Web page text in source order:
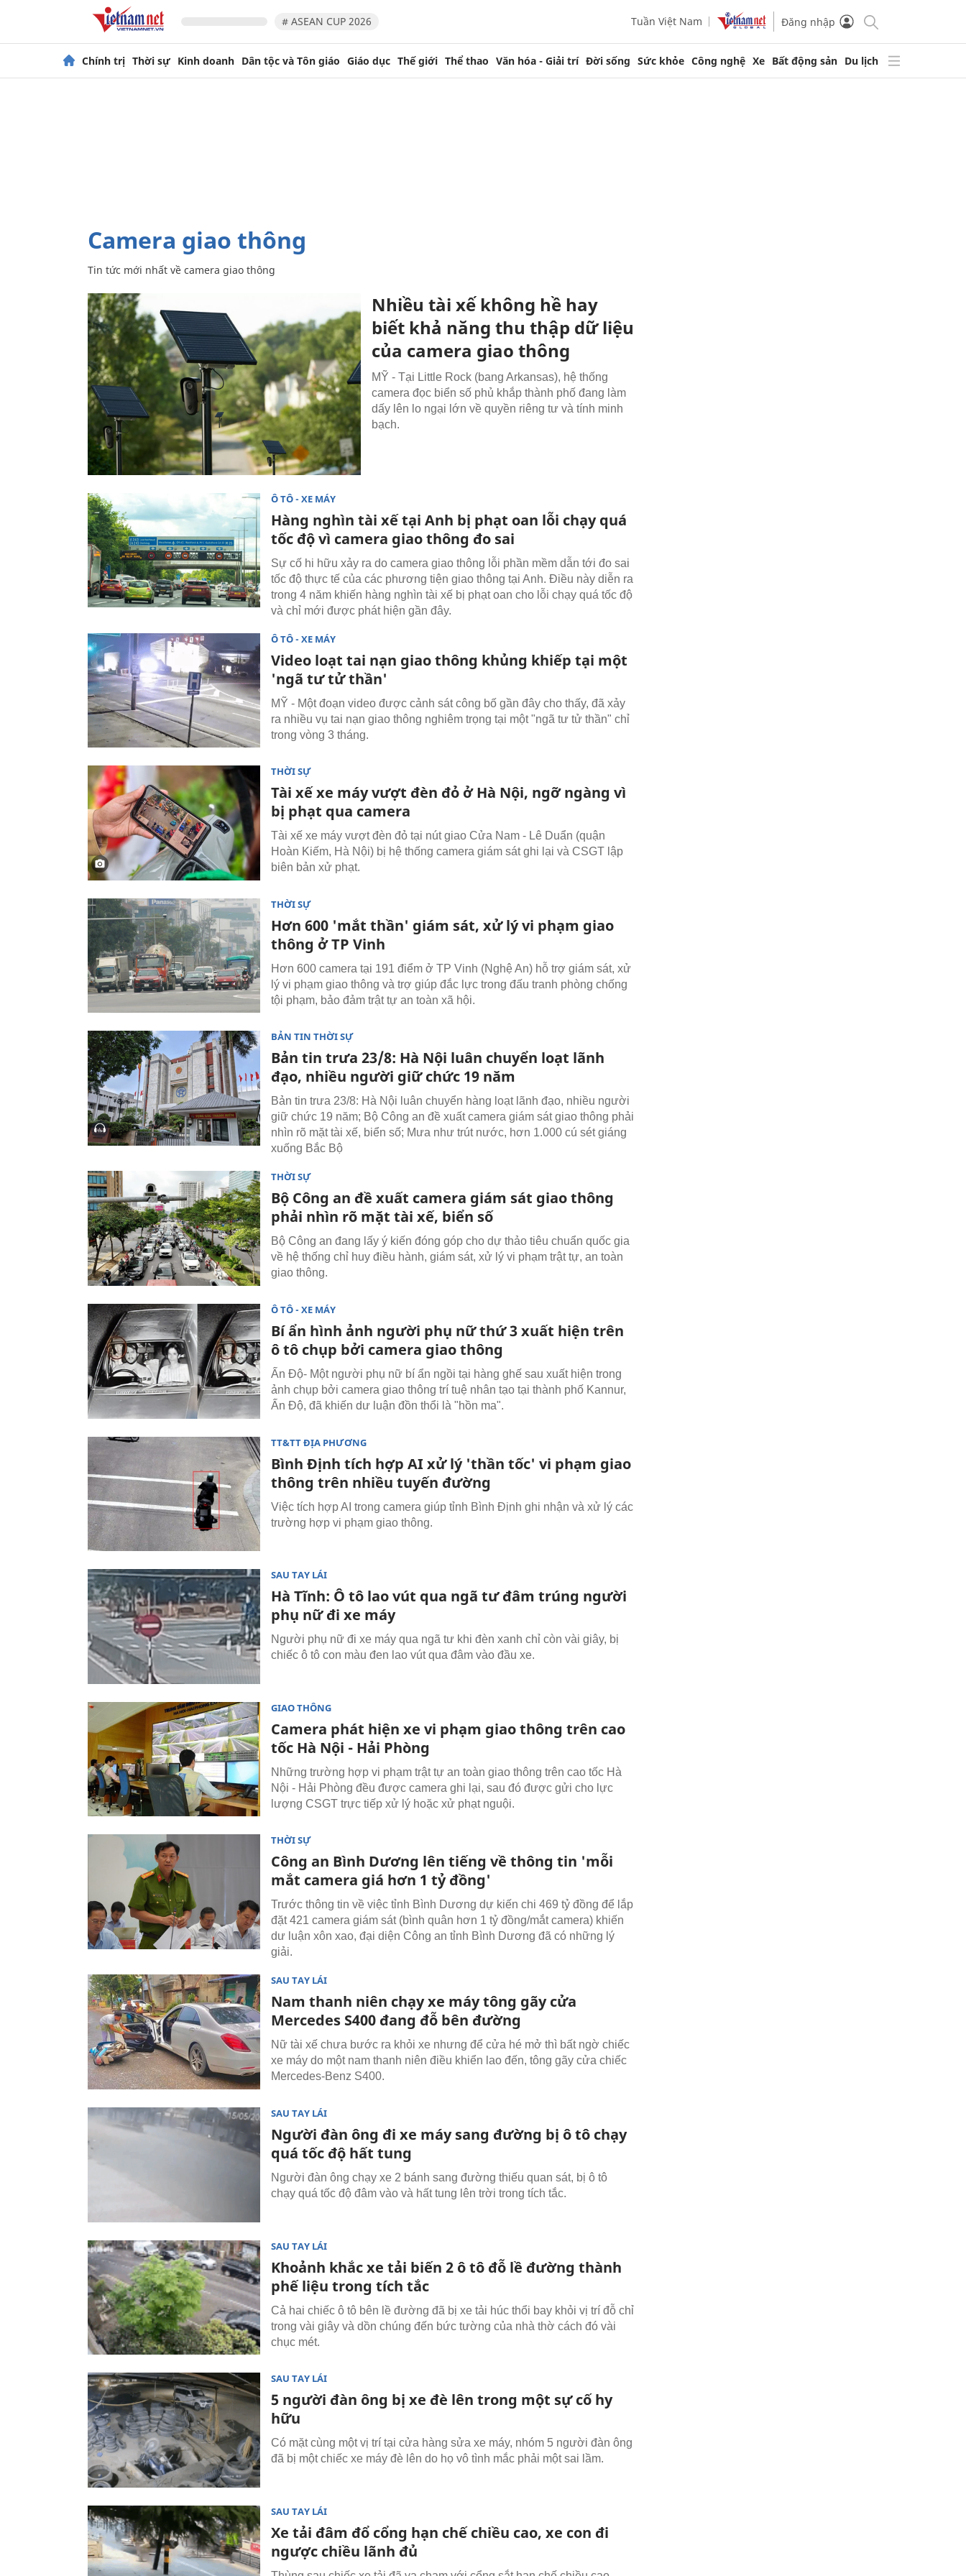
# ASEAN CUP 2026 Tuần Việt Nam Đăng nhập
Chính trị Thời sự Kinh doanh Dân tộc và Tôn giáo Giáo dục Thế giới Thể thao Văn hóa - Giải trí Đời sống Sức khỏe Công nghệ Xe Bất động sản Du lịch
camera giao thông
Tin tức mới nhất về camera giao thông
Nhiều tài xế không hề hay
biết khả năng thu thập dữ liệu
của camera giao thông
MỸ - Tại Little Rock (bang Arkansas), hệ thống
camera đọc biển số phủ khắp thành phố đang làm
dấy lên lo ngại lớn về quyền riêng tư và tính minh
bạch.
Ô TÔ - XE MÁY
Hàng nghìn tài xế tại Anh bị phạt oan lỗi chạy quá
tốc độ vì camera giao thông đo sai
Sự cố hi hữu xảy ra do camera giao thông lỗi phần mềm dẫn tới đo sai
tốc độ thực tế của các phương tiện giao thông tại Anh. Điều này diễn ra
trong 4 năm khiến hàng nghìn tài xế bị phạt oan cho lỗi chạy quá tốc độ
và chỉ mới được phát hiện gần đây.
Ô TÔ - XE MÁY
Video loạt tai nạn giao thông khủng khiếp tại một
'ngã tư tử thần'
MỸ - Một đoạn video được cảnh sát công bố gần đây cho thấy, đã xảy
ra nhiều vụ tai nạn giao thông nghiêm trọng tại một "ngã tư tử thần" chỉ
trong vòng 3 tháng.
THỜI SỰ
Tài xế xe máy vượt đèn đỏ ở Hà Nội, ngỡ ngàng vì
bị phạt qua camera
Tài xế xe máy vượt đèn đỏ tại nút giao Cửa Nam - Lê Duẩn (quận
Hoàn Kiếm, Hà Nội) bị hệ thống camera giám sát ghi lại và CSGT lập
biên bản xử phạt.
THỜI SỰ
Hơn 600 'mắt thần' giám sát, xử lý vi phạm giao
thông ở TP Vinh
Hơn 600 camera tại 191 điểm ở TP Vinh (Nghệ An) hỗ trợ giám sát, xử
lý vi phạm giao thông và trợ giúp đắc lực trong đấu tranh phòng chống
tội phạm, bảo đảm trật tự an toàn xã hội.
BẢN TIN THỜI SỰ
Bản tin trưa 23/8: Hà Nội luân chuyển loạt lãnh
đạo, nhiều người giữ chức 19 năm
Bản tin trưa 23/8: Hà Nội luân chuyển hàng loạt lãnh đạo, nhiều người
giữ chức 19 năm; Bộ Công an đề xuất camera giám sát giao thông phải
nhìn rõ mặt tài xế, biển số; Mưa như trút nước, hơn 1.000 cú sét giáng
xuống Bắc Bộ
THỜI SỰ
Bộ Công an đề xuất camera giám sát giao thông
phải nhìn rõ mặt tài xế, biển số
Bộ Công an đang lấy ý kiến đóng góp cho dự thảo tiêu chuẩn quốc gia
về hệ thống chỉ huy điều hành, giám sát, xử lý vi phạm trật tự, an toàn
giao thông.
Ô TÔ - XE MÁY
Bí ẩn hình ảnh người phụ nữ thứ 3 xuất hiện trên
ô tô chụp bởi camera giao thông
Ấn Độ- Một người phụ nữ bí ẩn ngồi tại hàng ghế sau xuất hiện trong
ảnh chụp bởi camera giao thông trí tuệ nhân tạo tại thành phố Kannur,
Ấn Độ, đã khiến dư luận đồn thổi là "hồn ma".
TT&TT ĐỊA PHƯƠNG
Bình Định tích hợp AI xử lý 'thần tốc' vi phạm giao
thông trên nhiều tuyến đường
Việc tích hợp AI trong camera giúp tỉnh Bình Định ghi nhận và xử lý các
trường hợp vi phạm giao thông.
SAU TAY LÁI
Hà Tĩnh: Ô tô lao vút qua ngã tư đâm trúng người
phụ nữ đi xe máy
Người phụ nữ đi xe máy qua ngã tư khi đèn xanh chỉ còn vài giây, bị
chiếc ô tô con màu đen lao vút qua đâm vào đầu xe.
GIAO THÔNG
Camera phát hiện xe vi phạm giao thông trên cao
tốc Hà Nội - Hải Phòng
Những trường hợp vi phạm trật tự an toàn giao thông trên cao tốc Hà
Nội - Hải Phòng đều được camera ghi lại, sau đó được gửi cho lực
lượng CSGT trực tiếp xử lý hoặc xử phạt nguội.
THỜI SỰ
Công an Bình Dương lên tiếng về thông tin 'mỗi
mắt camera giá hơn 1 tỷ đồng'
Trước thông tin về việc tỉnh Bình Dương dự kiến chi 469 tỷ đồng để lắp
đặt 421 camera giám sát (bình quân hơn 1 tỷ đồng/mắt camera) khiến
dư luận xôn xao, đại diện Công an tỉnh Bình Dương đã có những lý
giải.
SAU TAY LÁI
Nam thanh niên chạy xe máy tông gãy cửa
Mercedes S400 đang đỗ bên đường
Nữ tài xế chưa bước ra khỏi xe nhưng để cửa hé mở thì bất ngờ chiếc
xe máy do một nam thanh niên điều khiển lao đến, tông gãy cửa chiếc
Mercedes-Benz S400.
SAU TAY LÁI
Người đàn ông đi xe máy sang đường bị ô tô chạy
quá tốc độ hất tung
Người đàn ông chạy xe 2 bánh sang đường thiếu quan sát, bị ô tô
chạy quá tốc độ đâm vào và hất tung lên trời trong tích tắc.
SAU TAY LÁI
Khoảnh khắc xe tải biến 2 ô tô đỗ lề đường thành
phế liệu trong tích tắc
Cả hai chiếc ô tô bên lề đường đã bị xe tải húc thổi bay khỏi vị trí đỗ chỉ
trong vài giây và dồn chúng đến bức tường của nhà thờ cách đó vài
chục mét.
SAU TAY LÁI
5 người đàn ông bị xe đè lên trong một sự cố hy
hữu
Có mặt cùng một vị trí tại cửa hàng sửa xe máy, nhóm 5 người đàn ông
đã bị một chiếc xe máy đè lên do họ vô tình mắc phải một sai lầm.
SAU TAY LÁI
Xe tải đâm đổ cổng hạn chế chiều cao, xe con đi
ngược chiều lãnh đủ